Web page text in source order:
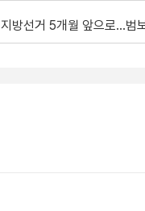
지방선거 5개월 앞으로…범